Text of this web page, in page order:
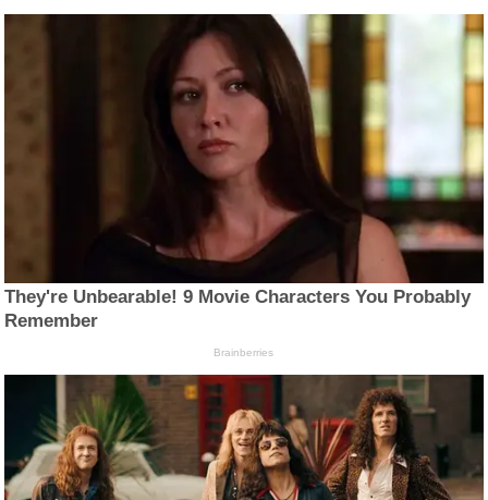
They're Unbearable! 9 Movie Characters You Probably
Remember
Brainberries